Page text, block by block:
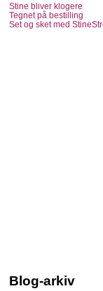
Stine bliver klogere
Tegnet på bestilling
Set og sket med
Blog-arkiv